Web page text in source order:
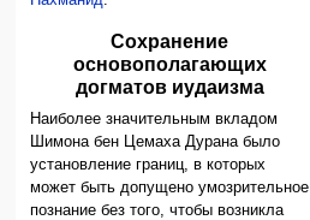
Сохранение
основополагающих
догматов иудаизма
Наиболее значительным вкладом
Шимона бен Цемаха Дурана было
установление границ, в которых
может быть допущено умозрительное
познание без того, чтобы возникла